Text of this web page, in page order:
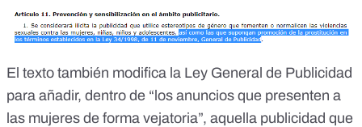
El texto también modifica la Ley General de Publicidad
para añadir, dentro de “los anuncios que presenten a
las mujeres de forma vejatoria”, aquella publicidad que